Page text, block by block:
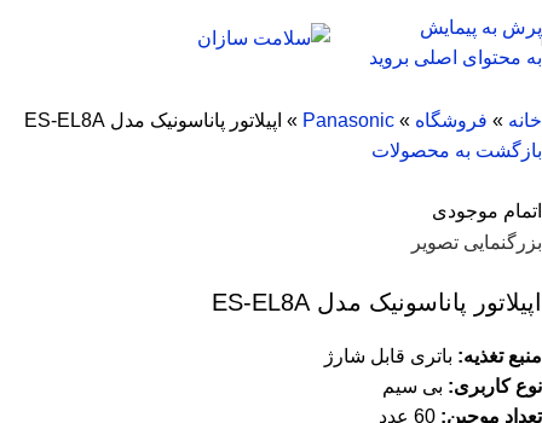
پرش به پیمایش
به محتوای اصلی بروید
خانه » فروشگاه »
Panasonic
» اپیلاتور پاناسونیک مدل ES-EL8A
بازگشت به محصولات
اتمام موجودی
بزرگنمایی تصویر
اپیلاتور پاناسونیک مدل ES-EL8A
منبع تغذیه: باتری قابل شارژ
نوع کاربری: بی سیم
تعداد موچین: